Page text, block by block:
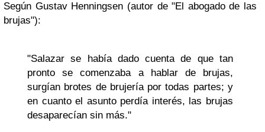
Según Gustav Henningsen (autor de "El abogado de las
brujas"):
"Salazar se había dado cuenta de que tan
pronto se comenzaba a hablar de brujas,
surgían brotes de brujería por todas partes; y
en cuanto el asunto perdía interés, las brujas
desaparecían sin más."